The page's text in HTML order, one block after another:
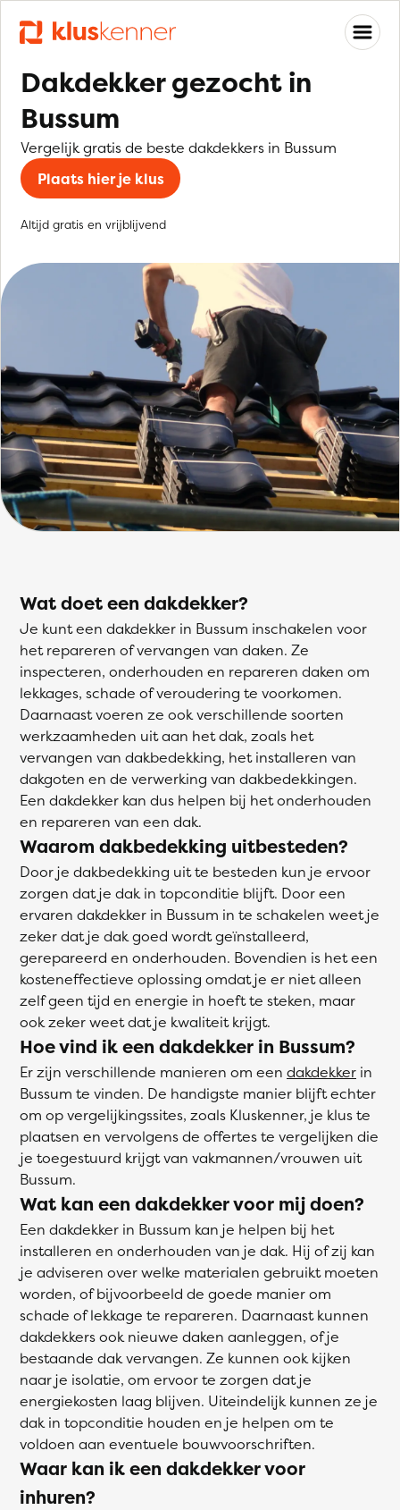
Dakdekker gezocht in
Bussum
Vergelijk gratis de beste dakdekkers in Bussum
Plaats hier je klus
Altijd gratis en vrijblijvend
Wat doet een dakdekker?
Je kunt een dakdekker in Bussum inschakelen voor
het repareren of vervangen van daken. Ze
inspecteren, onderhouden en repareren daken om
lekkages, schade of veroudering te voorkomen.
Daarnaast voeren ze ook verschillende soorten
werkzaamheden uit aan het dak, zoals het
vervangen van dakbedekking, het installeren van
dakgoten en de verwerking van dakbedekkingen.
Een dakdekker kan dus helpen bij het onderhouden
en repareren van een dak.
Waarom dakbedekking uitbesteden?
Door je dakbedekking uit te besteden kun je ervoor
zorgen dat je dak in topconditie blijft. Door een
ervaren dakdekker in Bussum in te schakelen weet je
zeker dat je dak goed wordt geïnstalleerd,
gerepareerd en onderhouden. Bovendien is het een
kosteneffectieve oplossing omdat je er niet alleen
zelf geen tijd en energie in hoeft te steken, maar
ook zeker weet dat je kwaliteit krijgt.
Hoe vind ik een dakdekker in Bussum?
Er zijn verschillende manieren om een dakdekker in
Bussum te vinden. De handigste manier blijft echter
om op vergelijkingssites, zoals Kluskenner, je klus te
plaatsen en vervolgens de offertes te vergelijken die
je toegestuurd krijgt van vakmannen/vrouwen uit
Bussum.
Wat kan een dakdekker voor mij doen?
Een dakdekker in Bussum kan je helpen bij het
installeren en onderhouden van je dak. Hij of zij kan
je adviseren over welke materialen gebruikt moeten
worden, of bijvoorbeeld de goede manier om
schade of lekkage te repareren. Daarnaast kunnen
dakdekkers ook nieuwe daken aanleggen, of je
bestaande dak vervangen. Ze kunnen ook kijken
naar je isolatie, om ervoor te zorgen dat je
energiekosten laag blijven. Uiteindelijk kunnen ze je
dak in topconditie houden en je helpen om te
voldoen aan eventuele bouwvoorschriften.
Waar kan ik een dakdekker voor
inhuren?